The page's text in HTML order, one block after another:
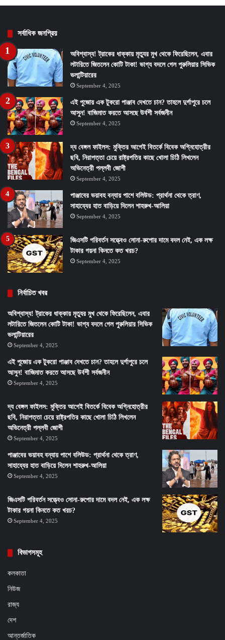
সর্বাধিক জনপ্রিয়
অবিশ্বাস্য! ট্রাকের ধাক্কায় মৃত্যুর মুখ থেকে ফিরেছিলেন, এবার
লটারিতে জিতলেন কোটি টাকা! ভাগ্য বদলে গেল পুরুলিয়ার সিভিক
ভলান্টিয়ারের
September 4, 2025
এই পুজোয় এক টুকরো পাঞ্জাব দেখতে চান? তাহলে দুর্গাপুরে চলে
আসুন! বাজিমাত করতে আসছে উর্বশী সর্বজনীন
September 4, 2025
দ্য বেঙ্গল ফাইলস: মুক্তির আগেই বিতর্কে বিবেক অগ্নিহোত্রীর
ছবি, নিরাপত্তা চেয়ে রাষ্ট্রপতির কাছে খোলা চিঠি লিখলেন
অভিনেত্রী পল্লবী জোশী
September 4, 2025
পাঞ্জাবের ভয়াবহ বন্যায় পাশে বলিউড: প্রার্থনা থেকে ত্রাণ,
সাহায্যের হাত বাড়িয়ে দিলেন শাহরুখ-আলিয়া
September 4, 2025
জিএসটি পরিবর্তন সত্ত্বেও সোনা-রুপোর দামে বদল নেই, এক লক্ষ
টাকার গয়না কিনতে কত খরচ?
September 4, 2025
নির্বাচিত খবর
অবিশ্বাস্য! ট্রাকের ধাক্কায় মৃত্যুর মুখ থেকে ফিরেছিলেন, এবার
লটারিতে জিতলেন কোটি টাকা! ভাগ্য বদলে গেল পুরুলিয়ার সিভিক
ভলান্টিয়ারের
September 4, 2025
এই পুজোয় এক টুকরো পাঞ্জাব দেখতে চান? তাহলে দুর্গাপুরে চলে
আসুন! বাজিমাত করতে আসছে উর্বশী সর্বজনীন
September 4, 2025
দ্য বেঙ্গল ফাইলস: মুক্তির আগেই বিতর্কে বিবেক অগ্নিহোত্রীর
ছবি, নিরাপত্তা চেয়ে রাষ্ট্রপতির কাছে খোলা চিঠি লিখলেন
অভিনেত্রী পল্লবী জোশী
September 4, 2025
পাঞ্জাবের ভয়াবহ বন্যায় পাশে বলিউড: প্রার্থনা থেকে ত্রাণ,
সাহায্যের হাত বাড়িয়ে দিলেন শাহরুখ-আলিয়া
September 4, 2025
জিএসটি পরিবর্তন সত্ত্বেও সোনা-রুপোর দামে বদল নেই, এক লক্ষ
টাকার গয়না কিনতে কত খরচ?
September 4, 2025
বিভাগসমূহ
কলকাতা
নিউজ
রাজ্য
দেশ
আন্তর্জাতিক